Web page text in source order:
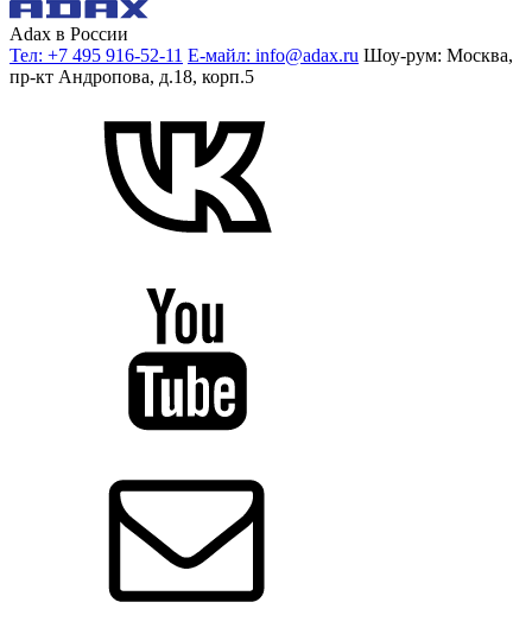
Adax в России
Тел: +7 495 916-52-11 Е-майл: info@adax.ru Шоу-рум: Москва,
пр-кт Андропова, д.18, корп.5